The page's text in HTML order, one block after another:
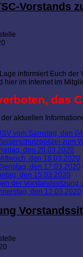
Vorstands
informiert Euch
hier im Internet im
das
aktuellen
vom Samstag, den
zum
den 20.03.2020
den 18.03.2020
den 17.03.2020
den 15.03.2020
der Vorstandssitzung
den 12.03.2020